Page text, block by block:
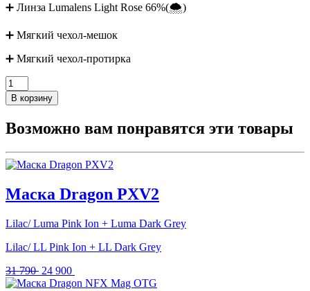
➕ Линза Lumаlеns Light Rose 66%(🌨)
➕ Мягкий чехол-мешок
➕ Мягкий чехол-протирка
В корзину
Возможно вам понравятся эти товары
Маска Dragon PXV2
Lilac/ Luma Pink Ion + Luma Dark Grey
Lilac/ LL Pink Ion + LL Dark Grey
31 790 Первоначальная
цена
24 900
цена: